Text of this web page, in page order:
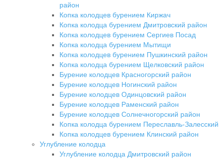
район
Копка колодцев бурением Киржач
Копка колодца бурением Дмитровский район
Копка колодцев бурением Сергиев Посад
Копка колодца бурением Мытищи
Копка колодцев бурением Пушкинский район
Копка колодца бурением Щелковский район
Бурение колодцев Красногорский район
Бурение колодцев Ногинский район
Бурение колодцев Одинцовский район
Бурение колодцев Раменский район
Бурение колодцев Солнечногорский район
Копка колодца бурением Переславль-Залесский
Копка колодцев бурением Клинский район
Углубление колодца
Углубление колодца Дмитровский район